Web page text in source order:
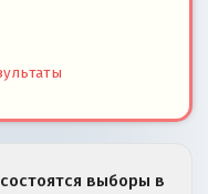
выборы в